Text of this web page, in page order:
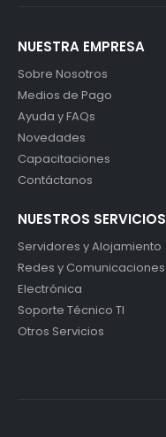
NUESTRA EMPRESA
Sobre Nosotros
Medios de Pago
Ayuda y FAQs
Novedades
Capacitaciones
Contáctanos
NUESTROS SERVICIOS
Servidores y Alojamiento
Redes y Comunicaciones
Electrónica
Soporte Técnico TI
Otros Servicios